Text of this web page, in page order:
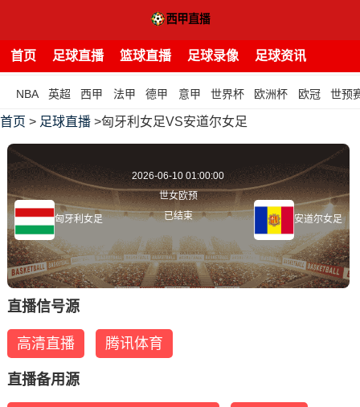
首页 足球直播 篮球直播 足球录像 足球资讯
NBA 英超 西甲 法甲 德甲 意甲 世界杯 欧洲杯 欧冠 世预
首页 > 足球直播 >匈牙利女足VS安道尔女足
匈牙利女足
2026-06-10 01:00:00
世女欧预
已结束
安道尔女足
直播信号源
高清直播 腾讯体育
直播备用源